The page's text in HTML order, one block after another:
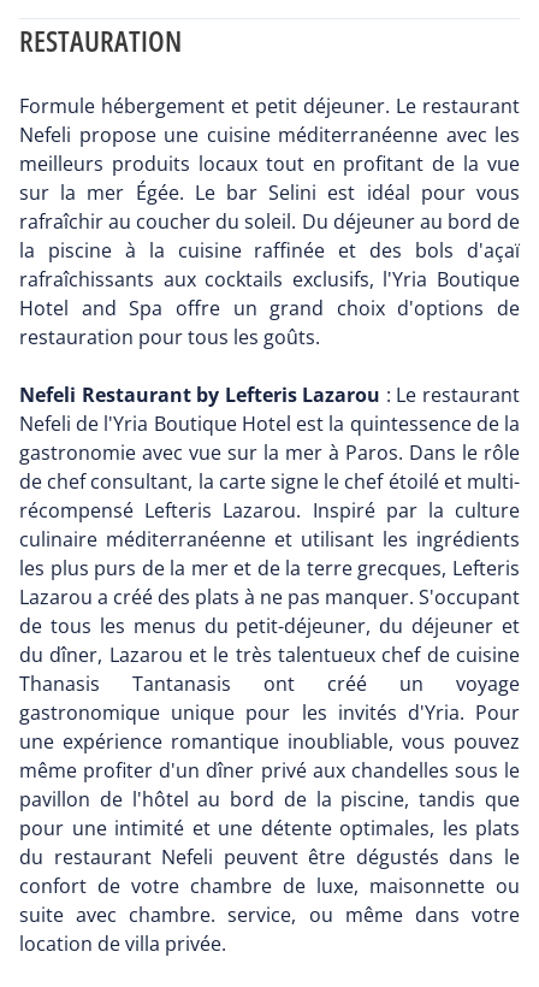
RESTAURATION
Formule hébergement et petit déjeuner. Le restaurant
Nefeli propose une cuisine méditerranéenne avec les
meilleurs produits locaux tout en profitant de la vue
sur la mer Égée. Le bar Selini est idéal pour vous
rafraîchir au coucher du soleil. Du déjeuner au bord de
la piscine à la cuisine raffinée et des bols d'açaï
rafraîchissants aux cocktails exclusifs, l'Yria Boutique
Hotel and Spa offre un grand choix d'options de
restauration pour tous les goûts.
Nefeli Restaurant by Lefteris Lazarou : Le restaurant
Nefeli de l'Yria Boutique Hotel est la quintessence de la
gastronomie avec vue sur la mer à Paros. Dans le rôle
de chef consultant, la carte signe le chef étoilé et multi-
récompensé Lefteris Lazarou. Inspiré par la culture
culinaire méditerranéenne et utilisant les ingrédients
les plus purs de la mer et de la terre grecques, Lefteris
Lazarou a créé des plats à ne pas manquer. S'occupant
de tous les menus du petit-déjeuner, du déjeuner et
du dîner, Lazarou et le très talentueux chef de cuisine
Thanasis Tantanasis ont créé un voyage
gastronomique unique pour les invités d'Yria. Pour
une expérience romantique inoubliable, vous pouvez
même profiter d'un dîner privé aux chandelles sous le
pavillon de l'hôtel au bord de la piscine, tandis que
pour une intimité et une détente optimales, les plats
du restaurant Nefeli peuvent être dégustés dans le
confort de votre chambre de luxe, maisonnette ou
suite avec chambre. service, ou même dans votre
location de villa privée.